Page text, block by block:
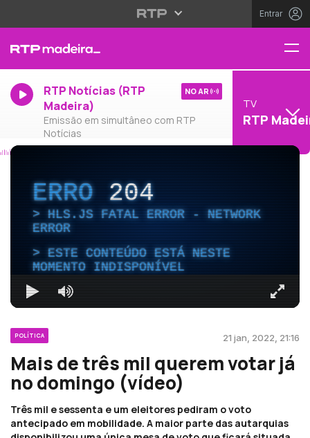
Entrar
RTP Notícias (RTP
Madeira)
Emissão em simultâneo com RTP
Notícias
NO AR
TV
RTP
ERRO204
HLS.JS FATAL ERROR - NETWORK
ERROR
ESTE CONTEÚDO ESTÁ NESTE
MOMENTO INDISPONÍVEL
POLÍTICA 21 jan, 2022, 21:16
Mais de três mil querem votar já
no domingo (vídeo)
Três mil e sessenta e um eleitores pediram o voto
antecipado em mobilidade. A maior parte das autarquias